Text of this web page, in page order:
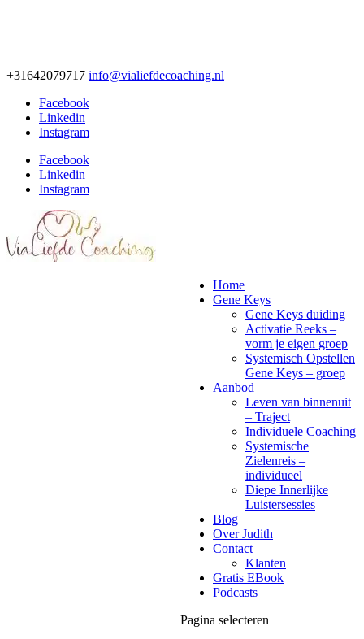
+31642079717 info@vialiefdecoaching.nl
Facebook
Linkedin
Instagram
Facebook
Linkedin
Instagram
Home
Gene Keys
Gene Keys duiding
Activatie Reeks –
vorm je eigen groep
Systemisch Opstellen
Gene Keys – groep
Aanbod
Leven van binnenuit
– Traject
Individuele Coaching
Systemische
Zielenreis –
individueel
Diepe Innerlijke
Luistersessies
Blog
Over Judith
Contact
Klanten
Gratis EBook
Podcasts
Pagina selecteren